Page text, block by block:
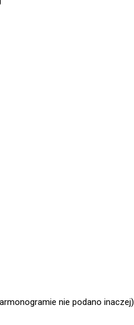
nie podano inaczej)